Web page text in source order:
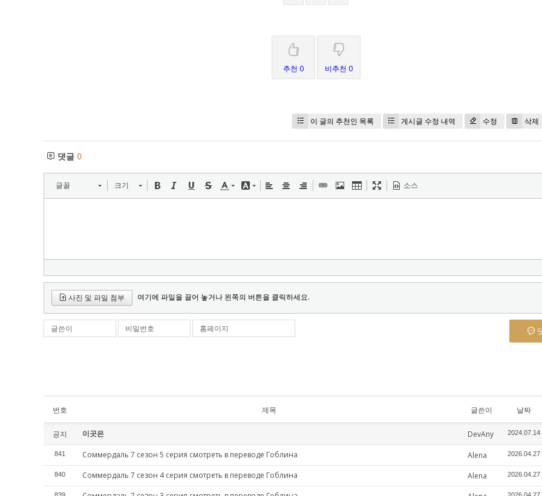
추천 0 비추천 0
이 글의 추천인 목록 게시글 수정 내역 수정 삭제
댓글 0
글꼴 크기 소스
사진 및 파일 첨부 여기에 파일을 끌어 놓거나 왼쪽의 버튼을 클릭하세요.
글쓴이 비밀번호 홈페이지
번호 제목 글쓴이 날짜
공지 이곳은 DevAny 2024.07.14
841 Соммердаль 7 сезон 5 серия смотреть в переводе Гоблина Alena 2026.04.27
840 Соммердаль 7 сезон 4 серия смотреть в переводе Гоблина Alena 2026.04.27